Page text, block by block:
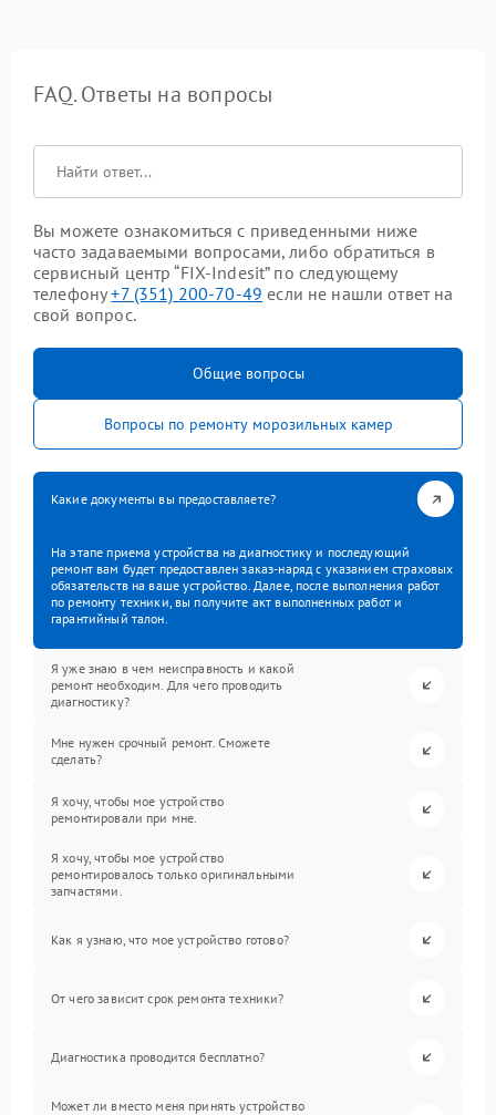
FAQ. Ответы на вопросы
Вы можете ознакомиться с приведенными ниже
часто задаваемыми вопросами, либо обратиться в
сервисный центр “FIX-Indesit” по следующему
телефону+7 (351) 200-70-49 если не нашли ответ на
свой вопрос.
Общие вопросы
Вопросы по ремонту морозильных камер
Какие документы вы предоставляете?
На этапе приема устройства на диагностику и последующий
ремонт вам будет предоставлен заказ-наряд с указанием страховых
обязательств на ваше устройство. Далее, после выполнения работ
по ремонту техники, вы получите акт выполненных работ и
гарантийный талон.
Я уже знаю в чем неисправность и какой
ремонт необходим. Для чего проводить
диагностику?
Мне нужен срочный ремонт. Сможете
сделать?
Я хочу, чтобы мое устройство
ремонтировали при мне.
Я хочу, чтобы мое устройство
ремонтировалось только оригинальными
запчастями.
Как я узнаю, что мое устройство готово?
От чего зависит срок ремонта техники?
Диагностика проводится бесплатно?
Может ли вместо меня принять устройство